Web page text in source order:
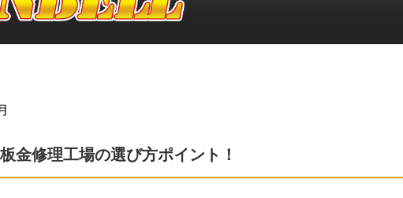
金修理工場の選び方ポイント！